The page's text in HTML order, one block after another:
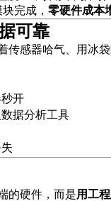
完成， 零硬件成本
可靠
感器哈气、用冰
开
据分析工具
的硬件，而是用工